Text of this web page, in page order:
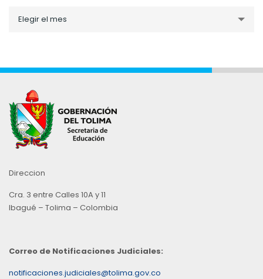
porElegir el mes
Direccion
Cra. 3 entre Calles 10A y 11
Ibagué – Tolima – Colombia
Correo de Notificaciones Judiciales:
notificaciones.judiciales@tolima.gov.co